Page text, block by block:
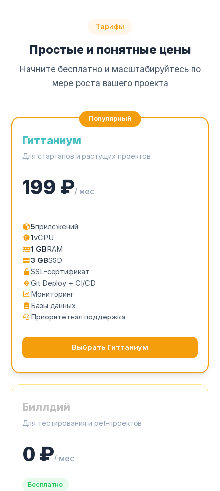
Тарифы
Простые и понятные цены
Начните бесплатно и масштабируйтесь по
мере роста вашего проекта
Биллдий
Для тестирования и pet-проектов
0 ₽/ мес
Бесплатно
Популярный
Гиттаниум
Для стартапов и растущих проектов
199 ₽/ мес
5приложений
1vCPU
1 GBRAM
3 GBSSD
SSL-сертификат
Git Deploy + CI/CD
Мониторинг
Базы данных
Приоритетная поддержка
Выбрать Гиттаниум